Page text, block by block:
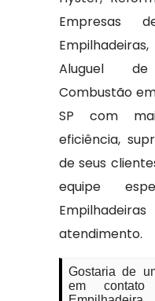
Empresas
Aluguel
Combustão
SP com
eficiência,
de seus
equipe
atendimento.
Gostaria de
em